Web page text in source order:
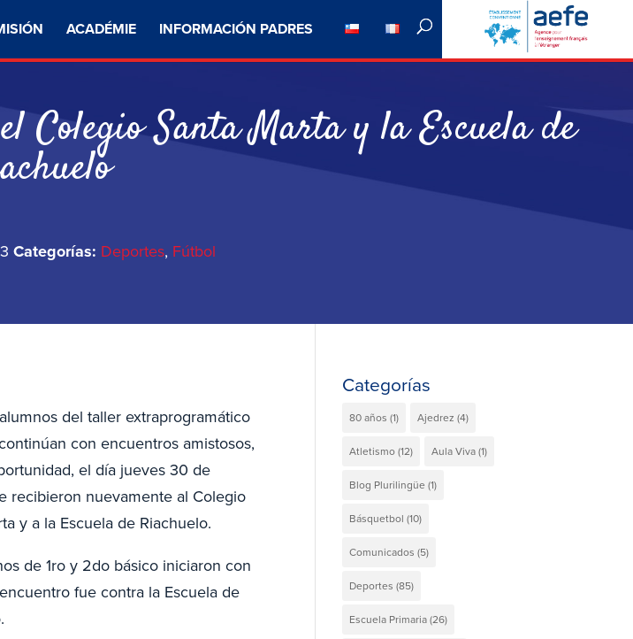
ACADÉMIE INFORMACIÓN PADRES
Colegio Santa Marta y la Escuela de
Categorías: Deportes, Fútbol
del taller extraprogramático
con encuentros amistosos,
el día jueves 30 de
recibieron nuevamente al Colegio
y a la Escuela de Riachuelo.
de 1ro y 2do básico iniciaron con
fue contra la Escuela de
Categorías
80 años (1) Ajedrez (4)
Atletismo(12) Aula Viva(1)
Blog Plurilingüe (1)
Básquetbol (10)
Comunicados (5)
Deportes (85)
Escuela Primaria(26)